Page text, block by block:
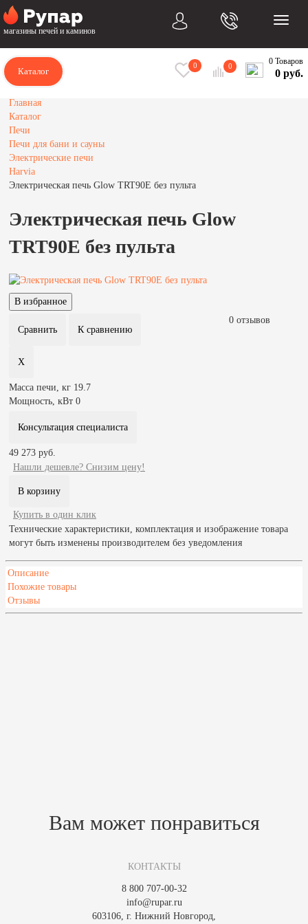
магазины печей и каминов
Каталог
0 0 0 Товаров
0 руб.
Главная
Каталог
Печи
Печи для бани и сауны
Электрические печи
Harvia
Электрическая печь Glow TRT90E без пульта
Электрическая печь Glow
TRT90E без пульта
0 отзывов
Масса печи, кг 19.7
Мощность, кВт 0
Консультация специалиста
49 273 руб.
Нашли дешевле? Снизим цену!
Купить в один клик
Технические характеристики, комплектация и изображение товара
могут быть изменены производителем без уведомления
Описание
Похожие товары
Отзывы
Вам может понравиться
КОНТАКТЫ
8 800 707-00-32
info@rupar.ru
603106, г. Нижний Новгород,